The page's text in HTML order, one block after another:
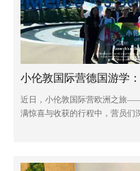
近日，小伦敦国际营欧洲之旅
满惊喜与收获的行程中，营员们